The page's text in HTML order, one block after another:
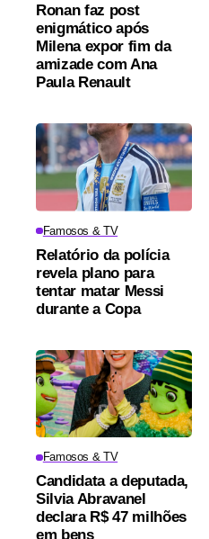
Ronan faz post
enigmático após
Milena expor fim da
amizade com Ana
Paula Renault
Famosos & TV
Relatório da polícia
revela plano para
tentar matar Messi
durante a Copa
Famosos & TV
Candidata a deputada,
Silvia Abravanel
declara R$ 47 milhões
em bens